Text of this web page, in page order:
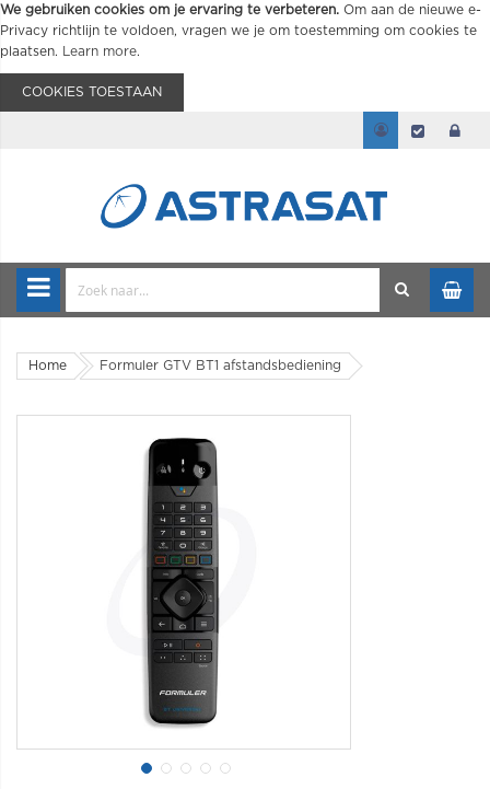
We gebruiken cookies om je ervaring te verbeteren. Om aan de nieuwe e-
Privacy richtlijn te voldoen, vragen we je om toestemming om cookies te
plaatsen.
Learn more.
COOKIES TOESTAAN
Home Formuler GTV BT1 afstandsbediening